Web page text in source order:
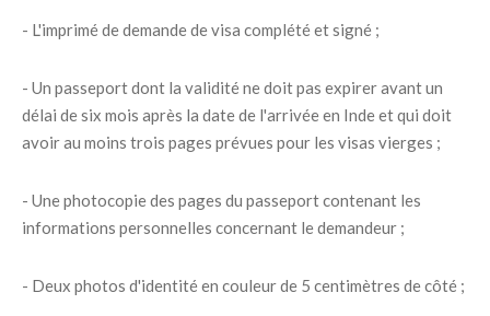
- L'imprimé de demande de visa complété et signé ;
- Un passeport dont la validité ne doit pas expirer avant un
délai de six mois après la date de l'arrivée en Inde et qui doit
avoir au moins trois pages prévues pour les visas vierges ;
- Une photocopie des pages du passeport contenant les
informations personnelles concernant le demandeur ;
- Deux photos d'identité en couleur de 5 centimètres de côté ;